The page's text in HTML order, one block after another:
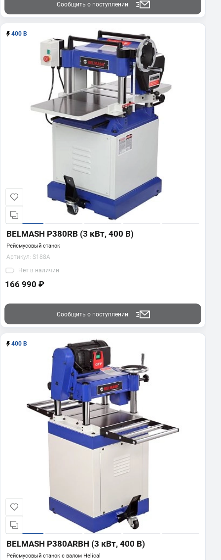
Сообщить о поступлении
400 В
BELMASH P380RB (3 кВт, 400 В)
Рейсмусовый станок
Артикул: S188A
Нет в наличии
166 990 ₽
Сообщить о поступлении
400 В
BELMASH P380ARBH (3 кВт, 400 В)
Рейсмусовый станок с валом Helical